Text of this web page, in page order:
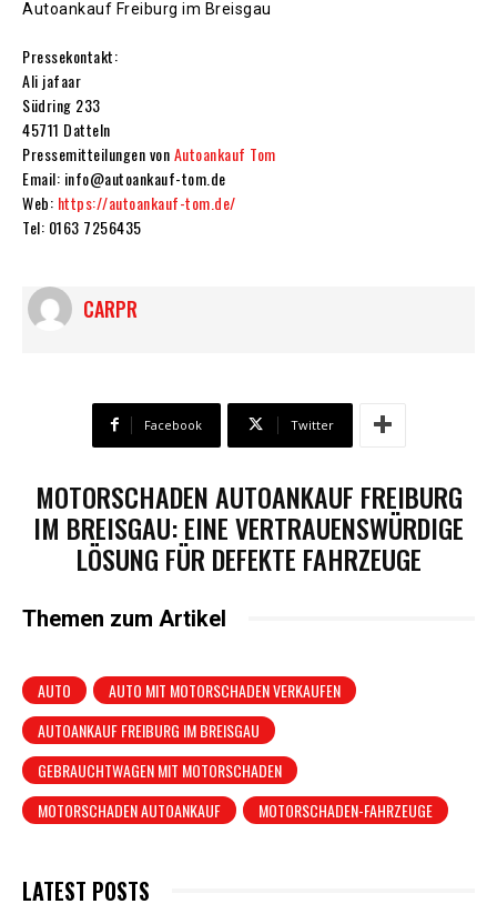
Autoankauf Freiburg im Breisgau
Pressekontakt:
Ali jafaar
Südring 233
45711 Datteln
Pressemitteilungen vonAutoankauf Tom
Email: info@autoankauf-tom.de
Web: https://autoankauf-tom.de/
Tel: 0163 7256435
CARPR
Facebook Twitter
MOTORSCHADEN AUTOANKAUF FREIBURG
IM BREISGAU: EINE VERTRAUENSWÜRDIGE
LÖSUNG FÜR DEFEKTE FAHRZEUGE
Themen zum Artikel
AUTO
AUTO MIT MOTORSCHADEN VERKAUFEN
AUTOANKAUF FREIBURG IM BREISGAU
GEBRAUCHTWAGEN MIT MOTORSCHADEN
MOTORSCHADEN AUTOANKAUF
MOTORSCHADEN-FAHRZEUGE
LATEST POSTS